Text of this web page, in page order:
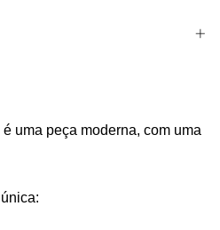
uma peça moderna, com uma